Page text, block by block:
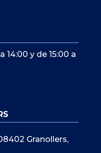
14:00 y de 15:00 a
Granollers,